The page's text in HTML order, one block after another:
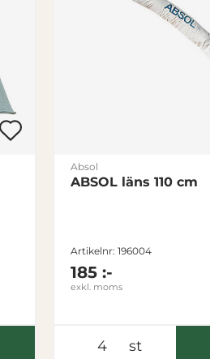
Absol
ABSOL läns 110 cm
Artikelnr: 196004
185 :-
exkl. moms
st